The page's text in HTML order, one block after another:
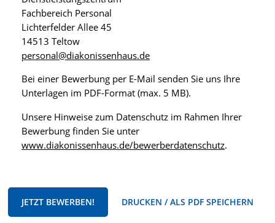
Fachbereich Personal
Lichterfelder Allee 45
14513 Teltow
personal@diakonissenhaus.de
Bei einer Bewerbung per E-Mail senden Sie uns Ihre
Unterlagen im PDF-Format (max. 5 MB).
Unsere Hinweise zum Datenschutz im Rahmen Ihrer
Bewerbung finden Sie unter
www.diakonissenhaus.de/bewerberdatenschutz.
JETZT BEWERBEN! DRUCKEN / ALS PDF SPEICHERN